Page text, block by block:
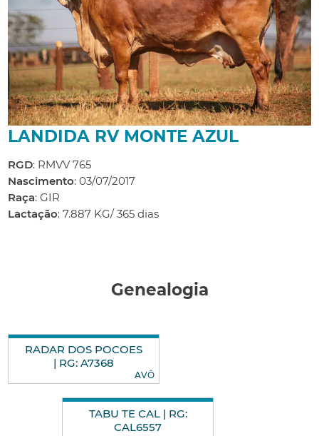
LANDIDA RV MONTE AZUL
RGD: RMVV 765
Nascimento: 03/07/2017
Raça: GIR
Lactação: 7.887 KG/ 365 dias
Genealogia
RADAR DOS POCOES
| RG: A7368
AVÔ
TABU TE CAL | RG:
CAL6557